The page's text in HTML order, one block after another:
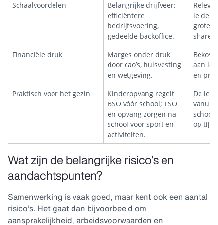
Schaalvoordelen
Belangrijke drijfveer:
efficiëntere
bedrijfsvoering,
gedeelde backoffice.
shared
Financiële druk
Marges onder druk
door cao’s, huisvesting
en wetgeving.
aan
en
Praktisch voor het gezin
Kinderopvang regelt
BSO vóór school; TSO
en opvang zorgen na
school voor sport en
activiteiten.
De
vanuit
school
op tijd.
Wat zijn de belangrijke risico’s en
aandachtspunten?
Samenwerking is vaak goed, maar kent ook een aantal
risico’s. Het gaat dan bijvoorbeeld om
aansprakelijkheid, arbeidsvoorwaarden en